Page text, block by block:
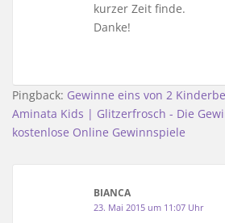
kurzer Zeit finde.
Danke!
Pingback: Gewinne eins von 2
Aminata Kids | Glitzerfrosch - Die
kostenlose Online Gewinnspiele
BIANCA
23. Mai 2015 um 11:07 Uhr